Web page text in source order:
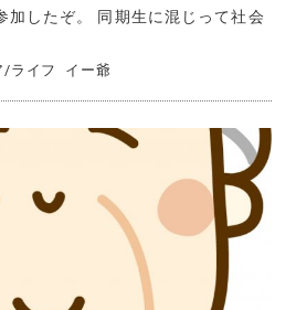
加したぞ。 同期生に混じって社会
/ライフ イー爺